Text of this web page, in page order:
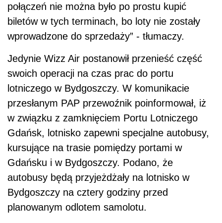
połączeń nie można było po prostu kupić
biletów w tych terminach, bo loty nie zostały
wprowadzone do sprzedaży” - tłumaczy.
Jedynie Wizz Air postanowił przenieść część
swoich operacji na czas prac do portu
lotniczego w Bydgoszczy. W komunikacie
przesłanym PAP przewoźnik poinformował, iż
w związku z zamknięciem Portu Lotniczego
Gdańsk, lotnisko zapewni specjalne autobusy,
kursujące na trasie pomiędzy portami w
Gdańsku i w Bydgoszczy. Podano, że
autobusy będą przyjeżdżały na lotnisko w
Bydgoszczy na cztery godziny przed
planowanym odlotem samolotu.